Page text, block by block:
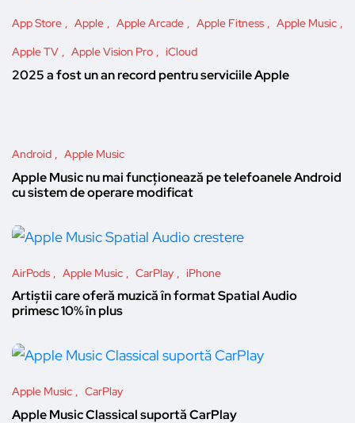
App Store Apple Apple Arcade Apple Fitness
Apple Music
Apple TV
Apple Vision Pro iCloud
2025 a fost un an record pentru serviciile Apple
Android Apple Music
Apple Music nu mai funcționează pe telefoanele Android
cu sistem de operare modificat
AirPods Apple Music CarPlay iPhone
Artiștii care oferă muzică în format Spatial Audio
primesc 10% în plus
Apple Music CarPlay
Apple Music Classical suportă CarPlay